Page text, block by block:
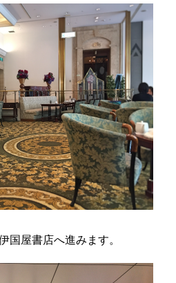
国屋書店へ進みます。